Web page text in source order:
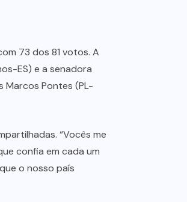
73 dos 81 votos. A
ES) e a senadora
Marcos Pontes (PL-
“Vocês me
confia em cada um
o nosso país